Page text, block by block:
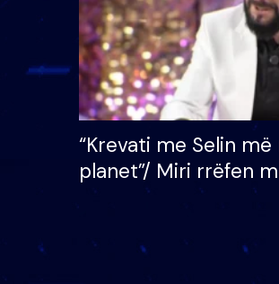
“Krevati me Selin
planet”/ Miri rrëfen
bukura në shtëpinë e